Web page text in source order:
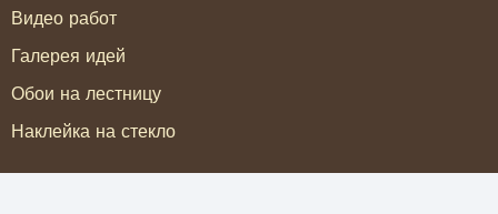
Видео работ
Галерея идей
Обои на лестницу
Наклейка на стекло